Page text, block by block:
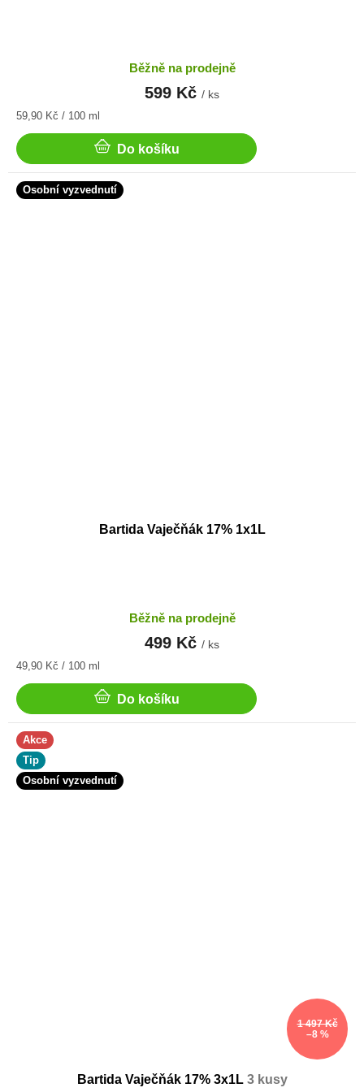
Běžně na prodejně
599 Kč / ks
Měrná
59,90 Kč / 100 ml
Do košíku
Osobní vyzvednutí
Bartida Vaječňák 17% 1x1L
Běžně na prodejně
499 Kč / ks
Měrná
49,90 Kč / 100 ml
Do košíku
Akce
Tip
Osobní vyzvednutí
1 497 Kč
–8 %
Bartida Vaječňák 17% 3x1L 3 kusy